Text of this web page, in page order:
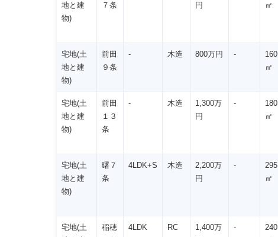
地と建
物)
７条
円
㎡
宅地(土
地と建
物)
前田
９条
- 木造 800万円 -
160
㎡
宅地(土
地と建
物)
前田
１３
条
- 木造
1,300万
円
-
180
㎡
宅地(土
地と建
物)
曙７
条
4LDK+S 木造
2,200万
円
-
295
㎡
宅地(土
稲穂
4LDK RC
1,400万
-
240